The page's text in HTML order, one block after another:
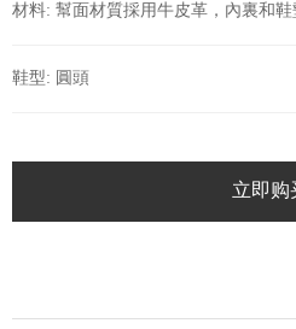
材料: 幫面材質採用牛皮革，內裏和
鞋型: 圓頭
立即购